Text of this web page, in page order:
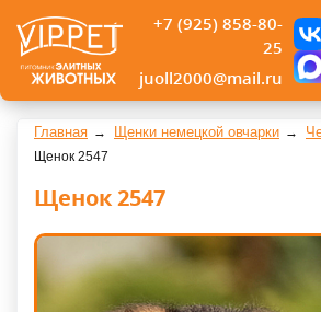
+7 (925) 858-80-
25
juoll2000@mail.ru
Главная Щенки немецкой овчарки
Щенок 2547
Щенок 2547